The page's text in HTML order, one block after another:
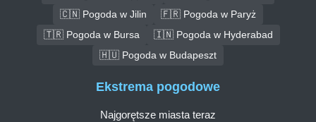
🇨🇳 Pogoda w Jilin
🇫🇷 Pogoda w Paryż
🇹🇷 Pogoda w Bursa
🇮🇳 Pogoda w Hyderabad
🇭🇺 Pogoda w Budapeszt
Ekstrema pogodowe
Najgorętsze miasta teraz